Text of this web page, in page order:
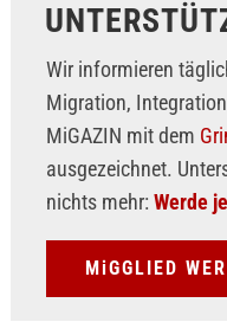
Wir informieren
Migration,
MiGAZIN mit dem
ausgezeichnet.
nichts mehr: Werde
MiGGLIED